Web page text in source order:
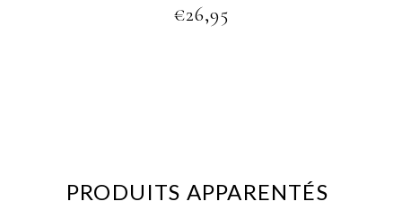
€26,95
PRODUITS APPARENTÉS